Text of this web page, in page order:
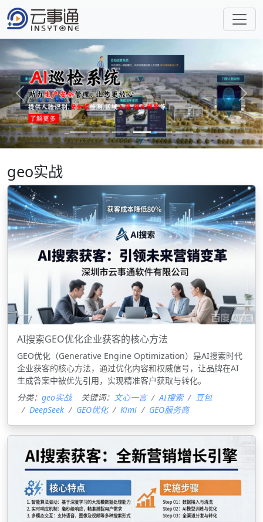
Previous Next
geo实战
AI搜索GEO优化企业获客的核心方法
GEO优化（Generative Engine Optimization）是AI搜索时代
企业获客的核心方法，通过优化内容和权威信号，让品牌在AI
生成答案中被优先引用，实现精准客户获取与转化。
分类： geo实战 关键词： 文心一言 AI搜索
豆包
DeepSeek
GEO优化 Kimi GEO服务商